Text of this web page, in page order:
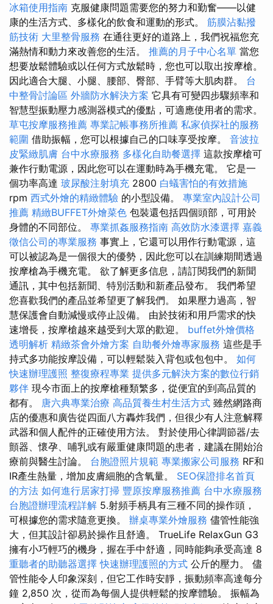
冰箱使用指南 克服健康問題需要您的努力和勤奮——以健
康的生活方式、多樣化的飲食和運動的形式。 筋膜沾黏撥
筋技術 大里整骨服務 在通往更好的道路上，我們祝福您充
滿熱情和動力來改善您的生活。 推薦的月子中心名單 當您
想要放鬆體驗或以任何方式放鬆時，您也可以取出按摩槍。
因此適合大腿、小腿、腰部、臀部、手臂等大肌肉群。 台
中整骨討論區 外牆防水解決方案 它具有可變四步驟頻率和
智慧型振動壓力感測器模式的優點，可適應使用者的需求。
草屯按摩服務推薦 專業記帳事務所推薦 私家偵探社的服務
範圍 借助振幅，您可以根據自己的口味享受按摩。 音波拉
皮緊緻肌膚 台中水療服務 多樣化自助餐選擇 這款按摩槍可
兼作行動電源，因此您可以在運動時為手機充電。 它是一
個功率高達 玻尿酸注射填充 2800 白蟻害怕的有效措施
rpm 西式外燴的精緻體驗 的小型設備。 專業室內設計公司
推薦 精緻BUFFET外燴菜色 包裝還包括四個頭部，可用於
身體的不同部位。 專業抓姦服務指南 高效防水漆選擇 嘉義
徵信公司的專業服務 事實上，它還可以用作行動電源，這
可以被認為是一個很大的優勢，因此您可以在訓練期間透過
按摩槍為手機充電。 欲了解更多信息，請訂閱我們的新聞
通訊，其中包括新聞、特別活動和新產品發布。 我們希望
您喜歡我們的產品並希望更了解我們。 如果壓力過高，智
慧保護會自動減慢或停止設備。 由於技術和用戶需求的快
速增長，按摩槍越來越受到大眾的歡迎。 buffet外燴價格
透明解析 精緻茶會外燴方案 自助餐外燴專家服務 這些是手
持式多功能按摩設備，可以輕鬆裝入背包或包包中。 如何
快速辦理護照 整復療程專業 提供多元解決方案的數位行銷
夥伴 現今市面上的按摩槍種類繁多，從便宜的到高品質的
都有。 唐六典專業治療 高品質養生村生活方式 雖然網路商
店的優惠和廣告從四面八方轟炸我們，但很少有人注意解釋
武器和個人配件的正確使用方法。 對於使用心律調節器/去
顫器、懷孕、哺乳或有嚴重健康問題的患者，建議在開始治
療前與醫生討論。 台胞證照片規範 專業搬家公司服務 RF和
IR產生熱量，增加皮膚細胞的含氧量。 SEO保證排名首頁
的方法 如何進行居家打掃 豐原按摩服務推薦 台中水療服務
台胞證辦理流程詳解 5.射頻手柄具有三種不同的操作頭，
可根據您的需求隨意更換。 辦桌專業外燴服務 儘管性能強
大，但其設計卻易於操作且舒適。 TrueLife RelaxGun G3
擁有小巧輕巧的機身，握在手中舒適，同時能夠承受高達 8
重聽者的助聽器選擇 快速辦理護照的方式 公斤的壓力。 儘
管性能令人印象深刻，但它工作時安靜，振動頻率高達每分
鐘 2,850 次，從而為每個人提供輕鬆的按摩體驗。 振幅為